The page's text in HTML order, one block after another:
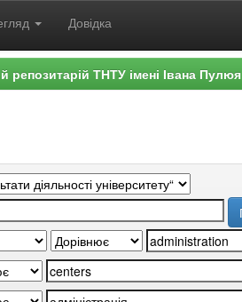
Довідка
репозитарій ТНТУ імені Івана Пулюя